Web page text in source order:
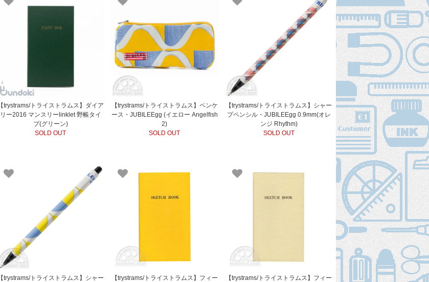
【trystrams/トライストラムス】ダイア
リー2016 マンスリーlinklet 野帳タイ
プ(グリーン)
SOLD OUT
【trystrams/トライストラムス】ペンケ
ース・JUBILEEgg (イエロー Angelfish
2)
SOLD OUT
【trystrams/トライストラムス】シャー
プペンシル・JUBILEEgg 0.9mm(オレ
ンジ Rhythm)
SOLD OUT
【trystrams/トライストラムス】シャー
【trystrams/トライストラムス】フィー
【trystrams/トライストラムス】フィー